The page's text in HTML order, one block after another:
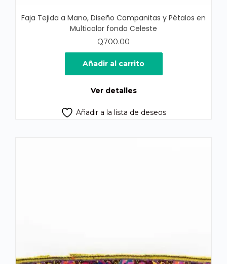
Faja Tejida a Mano, Diseño Campanitas y Pétalos en
Multicolor fondo Celeste
Q700.00
Añadir al carrito
Ver detalles
Añadir a la lista de deseos